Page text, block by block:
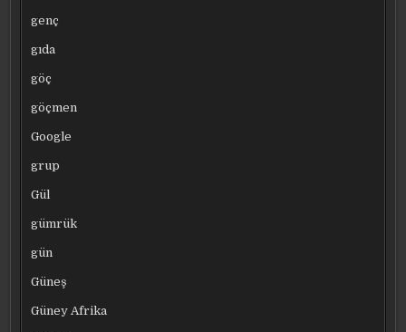
genç
gıda
göç
göçmen
Google
grup
Gül
gümrük
gün
Güneş
Güney Afrika